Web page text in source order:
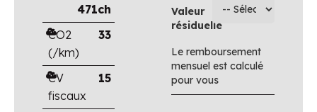
471ch
CO2
(/km)
33
CV
fiscaux
15
Valeur
résiduelle
Le remboursement
mensuel est calculé
pour vous